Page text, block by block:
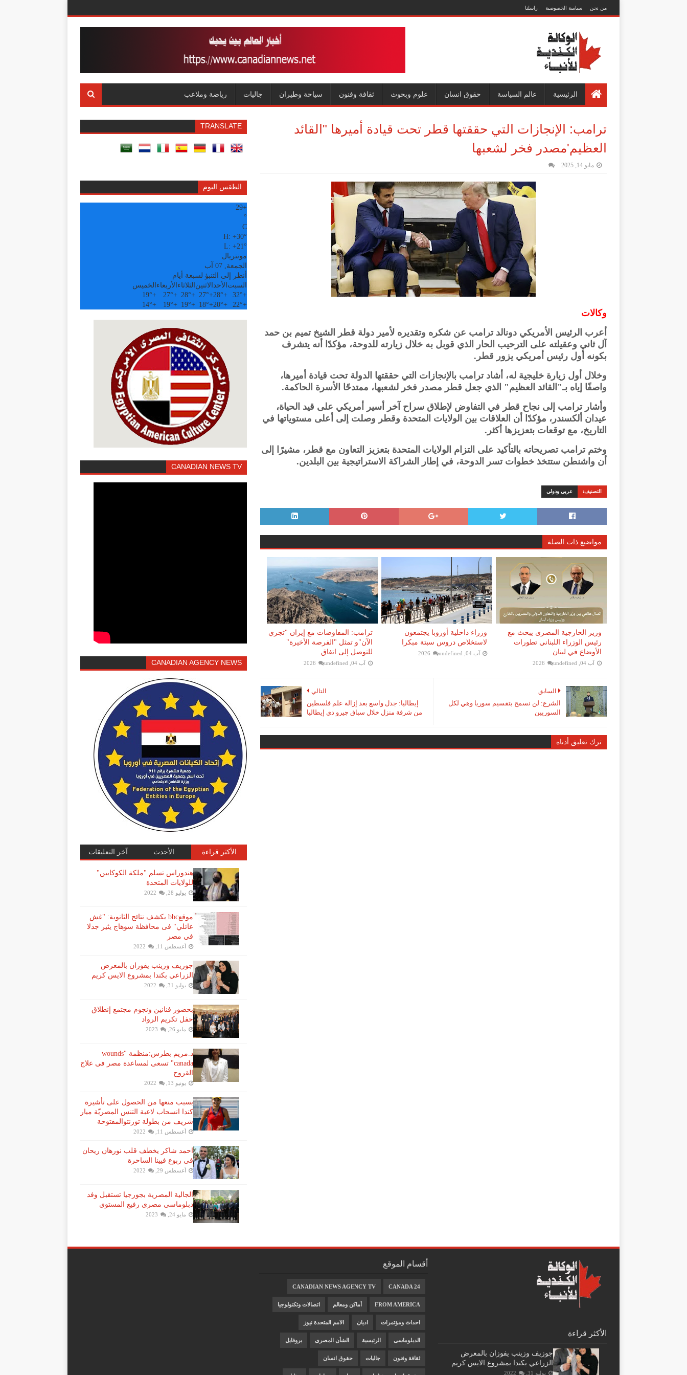
من نحن سياسة الخصوصية راسلنا
الرئيسية عالم السياسة حقوق انسان علوم وبحوث ثقافة وفنون سياحة وطيران جاليات رياضة وملاعب
ترامب: الإنجازات التي حققتها قطر تحت قيادة أميرها "القائد
العظيم'مصدر فخر لشعبها
مايو 14, 2025
وكالات
أعرب الرئيس الأمريكي دونالد ترامب عن شكره وتقديره لأمير دولة قطر الشيخ تميم بن حمد
آل ثاني وعقيلته على الترحيب الحار الذي قوبل به خلال زيارته للدوحة، مؤكدًا أنه يتشرف
بكونه أول رئيس أمريكي يزور قطر.
وخلال أول زيارة خليجية له، أشاد ترامب بالإنجازات التي حققتها الدولة تحت قيادة أميرها،
واصفًا إياه بـ"القائد العظيم" الذي جعل قطر مصدر فخر لشعبها، ممتدحًا الأسرة الحاكمة.
وأشار ترامب إلى نجاح قطر في التفاوض لإطلاق سراح آخر أسير أمريكي على قيد الحياة،
عيدان ألكسندر، مؤكدًا أن العلاقات بين الولايات المتحدة وقطر وصلت إلى أعلى مستوياتها في
التاريخ، مع توقعات بتعزيزها أكثر.
وختم ترامب تصريحاته بالتأكيد على التزام الولايات المتحدة بتعزيز التعاون مع قطر، مشيرًا إلى
أن واشنطن ستتخذ خطوات تسر الدوحة، في إطار الشراكة الاستراتيجية بين البلدين.
التصنيف: عربى ودولى
مواضيع ذات الصلة
وزير الخارجية المصرى يبحث مع
رئيس الوزراء اللبناني تطورات
الأوضاع في لبنان
آب 04, 2026 undefined
وزراء داخلية أوروبا يجتمعون
لاستخلاص دروس سبتة مبكرا
آب 04, 2026 undefined
ترامب: المفاوضات مع إيران "تجري
الآن"و تمثل "الفرصة الأخيرة"
للتوصل إلى اتفاق
آب 04, 2026 undefined
التالي
إيطاليا: جدل واسع بعد إزالة علم فلسطين
من شرفة منزل خلال سباق چيرو دي إيطاليا
السابق
الشرع: لن نسمح بتقسيم سوريا وهي لكل
السوريين
ترك تعليق أدناه
TRANSLATE
الطقس اليوم
+
29
°
C
H: +30°
L: +21°
مونتريال
الجمعة, 07 آب
أنظر إلى التنبؤ لسبعة أيام
السبت الأحد الاثنين الثلاثاء الأربعاء الخميس
+
32°
+
28°
+
27°
+
28°
+
27°
+
19°
+
22°
+
20°
+
18°
+
19°
+
19°
+
14°
CANADIAN NEWS TV
CANADIAN AGENCY NEWS
الأكثر قراءة الأحدث آخر التعليقات
هندوراس تسلم "ملكة الكوكايين"
للولايات المتحدة
يوليو 28, 2022
موقعbbc يكشف نتائج الثانوية: "غش
عائلي" فى محافظة سوهاج يثير جدلا
في مصر
أغسطس 11, 2022
جوزيف وزينب يفوزان بالمعرض
الزراعي بكندا بمشروع الايس كريم
يوليو 31, 2022
بحضور فنانين ونجوم مجتمع إنطلاق
حفل تكريم الرواد
مايو 26, 2023
د.مريم بطرس:منظمة "wounds
canada" تسعى لمساعدة مصر فى علاج
القروح
يونيو 13, 2022
بسبب منعها من الحصول على تأشيرة
كندا انسحاب لاعبة ​التنس​ المصريّة ​ميار
شريف​ من بطولة ​تورنتو​المفتوحة
أغسطس 11, 2022
احمد شاكر يخطف قلب نورهان ريحان
فى ربوع فيينا الساحرة
أغسطس 29, 2022
الجالية المصرية بجورجيا تستقبل وفد
دبلوماسى مصرى رفيع المستوى
مايو 24, 2023
الأكثر قراءة
جوزيف وزينب يفوزان بالمعرض
الزراعي بكندا بمشروع الايس كريم
يوليو 31, 2022
أقسام الموقع
CANADA 24
CANADIAN NEWS AGENCY TV
FROM AMERICA أماكن ومعالم اتصالات وتكنولوجيا
احداث ومؤتمرات اديان الامم المتحدة نيوز
الدبلوماسى الرئيسية الشأن المصرى بروفايل
ثقافة وفنون جاليات حقوق انسان